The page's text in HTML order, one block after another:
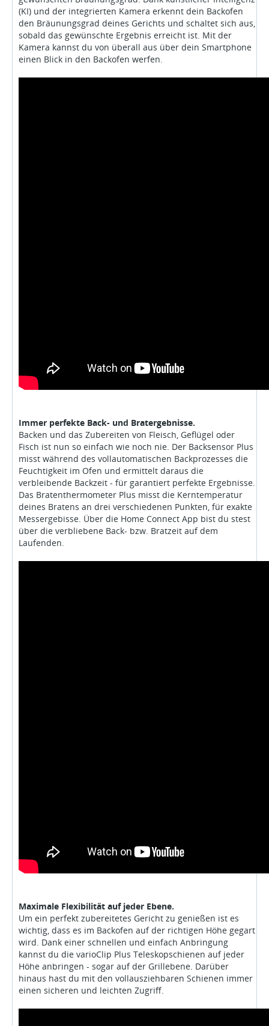
(KI) und der integrierten Kamera erkennt dein Backofen
den Bräunungsgrad deines Gerichts und schaltet sich aus,
sobald das gewünschte Ergebnis erreicht ist. Mit der
Kamera kannst du von überall aus über dein Smartphone
einen Blick in den Backofen werfen.
Immer perfekte Back- und Bratergebnisse.
Backen und das Zubereiten von Fleisch, Geflügel oder
Fisch ist nun so einfach wie noch nie. Der Backsensor Plus
misst während des vollautomatischen Backprozesses die
Feuchtigkeit im Ofen und ermittelt daraus die
verbleibende Backzeit - für garantiert perfekte Ergebnisse.
Das Bratenthermometer Plus misst die Kerntemperatur
deines Bratens an drei verschiedenen Punkten, für exakte
Messergebisse. Über die Home Connect App bist du stest
über die verbliebene Back- bzw. Bratzeit auf dem
Laufenden.
Maximale Flexibilität auf jeder Ebene.
Um ein perfekt zubereitetes Gericht zu genießen ist es
wichtig, dass es im Backofen auf der richtigen Höhe gegart
wird. Dank einer schnellen und einfach Anbringung
kannst du die varioClip Plus Teleskopschienen auf jeder
Höhe anbringen - sogar auf der Grillebene. Darüber
hinaus hast du mit den vollausziehbaren Schienen immer
einen sicheren und leichten Zugriff.